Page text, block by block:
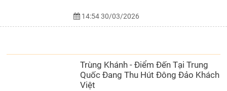
14:54 30/03/2026
Trùng Khánh - Điểm Đến Tại Trung
Quốc Đang Thu Hút Đông Đảo Khách
Việt